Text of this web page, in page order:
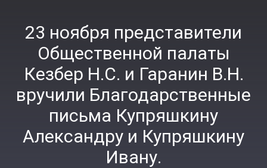
23 ноября представители
Общественной палаты
Кезбер Н.С. и Гаранин В.Н.
вручили Благодарственные
письма Купряшкину
Александру и Купряшкину
Ивану.